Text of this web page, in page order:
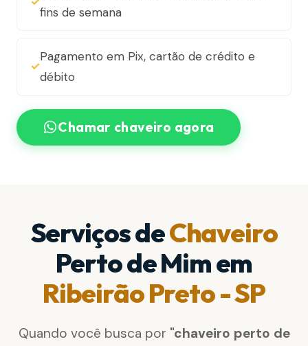
fins de semana
Pagamento em Pix, cartão de crédito e
débito
Chamar chaveiro agora
Serviços deChaveiro
Perto de Mim em
Ribeirão Preto - SP
Quando você busca por "chaveiro perto de